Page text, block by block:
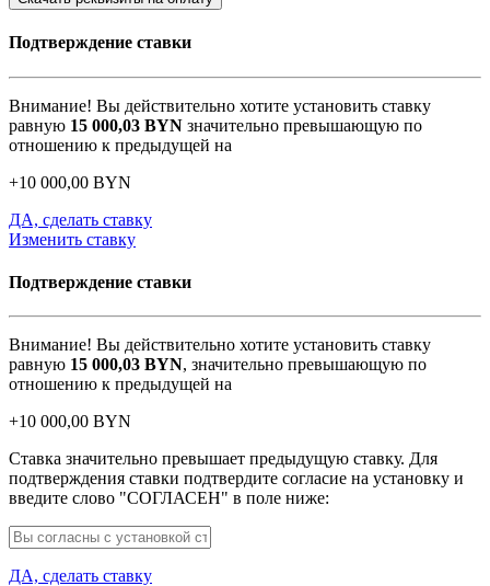
Подтверждение ставки
Внимание! Вы действительно хотите установить ставку
равную 15 000,03 BYN значительно превышающую по
отношению к предыдущей на
+10 000,00 BYN
ДА, сделать ставку
Изменить ставку
Подтверждение ставки
Внимание! Вы действительно хотите установить ставку
равную 15 000,03 BYN, значительно превышающую по
отношению к предыдущей на
+10 000,00 BYN
Ставка значительно превышает предыдущую ставку. Для
подтверждения ставки подтвердите согласие на установку и
введите слово "СОГЛАСЕН" в поле ниже:
ДА, сделать ставку